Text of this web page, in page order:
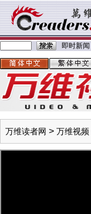
即时新闻
万维读者网 > 万维视频